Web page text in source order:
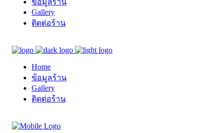
ข้อมูลร้าน
Gallery
ติดต่อร้าน
Home
ข้อมูลร้าน
Gallery
ติดต่อร้าน